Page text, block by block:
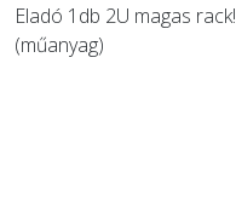
Eladó 1db 2U magas rack!
(műanyag)